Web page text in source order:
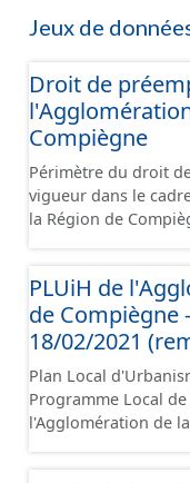
Jeux de
Droit de
Compiègne
Périmètre du droit
vigueur dans le
la Région de
PLUiH de
de Compiègne
18/02/2021
Plan Local
Programme Local
l'Agglomération de